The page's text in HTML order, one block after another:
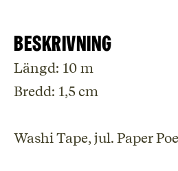
Beskrivning
Längd: 10 m
Bredd: 1,5 cm
Washi Tape, jul. Paper